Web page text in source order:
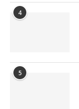
4
5